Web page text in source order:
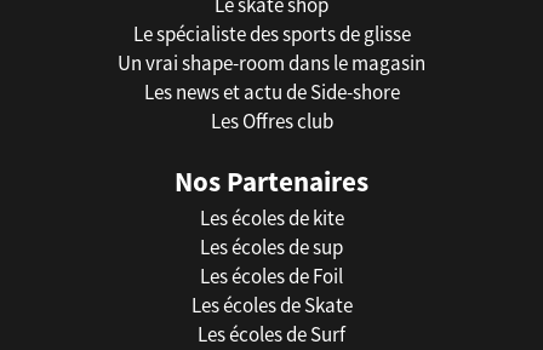
Le spécialiste des sports de glisse
Un vrai shape-room dans le magasin
Les news et actu de Side-shore
Les Offres club
Nos Partenaires
Les écoles de kite
Les écoles de sup
Les écoles de Foil
Les écoles de Skate
Les écoles de Surf